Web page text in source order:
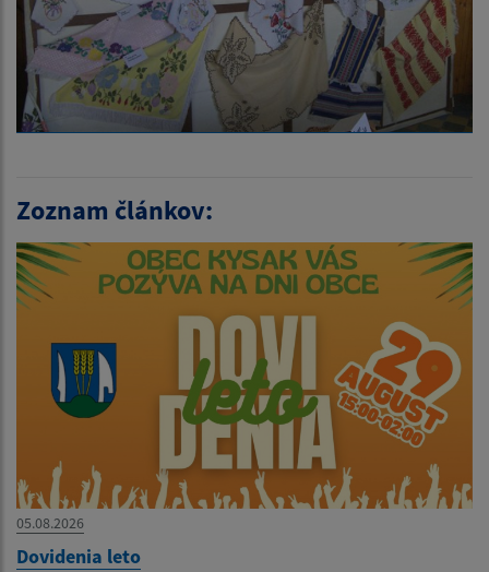
Zoznam článkov:
05.08.2026
Dovidenia leto